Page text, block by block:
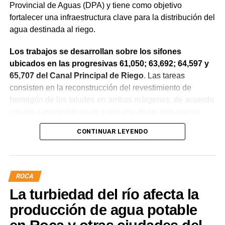
Provincial de Aguas (DPA) y tiene como objetivo
fortalecer una infraestructura clave para la distribución del
agua destinada al riego.
Los trabajos se desarrollan sobre los sifones
ubicados en las progresivas 61,050; 63,692; 64,597 y
65,707 del Canal Principal de Riego. Las tareas
consisten en la reconstrucción del revestimiento de
hormigón de los taludes en ambas márgenes, de acuerdo
La obra incluye la demolición de losas deterioradas, la
requieren, la ejecución de un nuevo revestimiento de
hormigón reforzado con malla de acero y el sellado de
juntas para mejorar la durabilidad de la infraestructura.
Desde el DPA destacaron que esta intervención forma
parte del plan de mantenimiento y renovación de la
CONTINUAR LEYENDO
ROCA
La turbiedad del río afecta la
producción de agua potable